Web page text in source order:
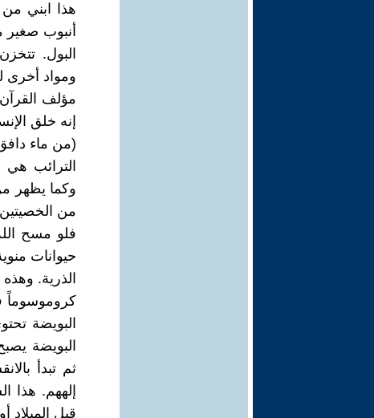
هذا ابني
أنبوب
البول.
ومواد أخرى
مؤلف
إنه خلق
(من ماء
الترائب
وكما يظهر
من
فلو مسح
حيوانات
الذرية.
كروموسوماً
البويضة
البويضة
ثم تبدأ
إلههم. هذا
قبل الميلاد